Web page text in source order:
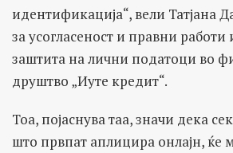
идентификација“, вели Татјана
за усогласеност и правни
заштита на лични податоци во
друштво „Иуте кредит“.
Тоа, појаснува таа, значи дека
што првпат аплицира онлајн, ќе